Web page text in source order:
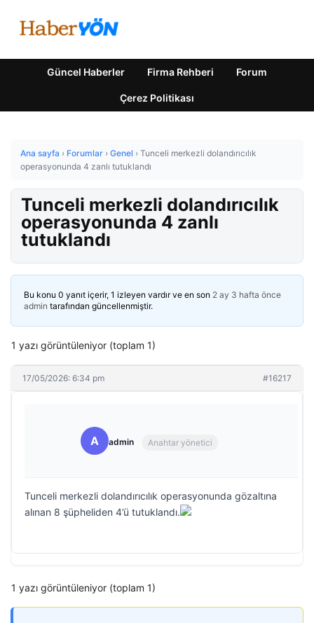
Güncel Haberler Firma Rehberi Forum
Çerez Politikası
Ana sayfa › Forumlar › Genel › Tunceli merkezli dolandırıcılık
operasyonunda 4 zanlı tutuklandı
Tunceli merkezli dolandırıcılık
operasyonunda 4 zanlı
tutuklandı
Bu konu 0 yanıt içerir, 1 izleyen vardır ve en son 2 ay 3 hafta önce
admin tarafından güncellenmiştir.
1 yazı görüntüleniyor (toplam 1)
17/05/2026: 6:34 pm #16217
A admin Anahtar yönetici
Tunceli merkezli dolandırıcılık operasyonunda gözaltına
alınan 8 şüpheliden 4’ü tutuklandı.
1 yazı görüntüleniyor (toplam 1)